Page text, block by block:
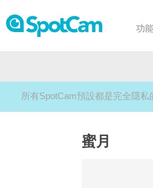
功
所有SpotCam預設都是完全隱
蜜月